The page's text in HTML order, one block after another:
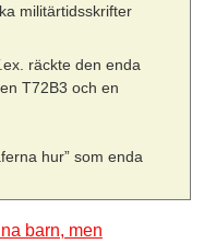
militärtidsskrifter
räckte den enda
T72B3 och en
hur” som enda
barn, men